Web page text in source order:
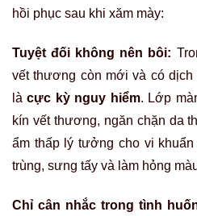
hồi phục sau khi xăm mày:
Tuyệt đối không nên bôi:
vết thương còn mới và có dịch
làcực kỳ nguy hiểm. Lớp
kín vết thương, ngăn chặn da
ẩm thấp lý tưởng cho vi
trùng, sưng tấy và làm hỏng
Chỉ cân nhắc trong tình